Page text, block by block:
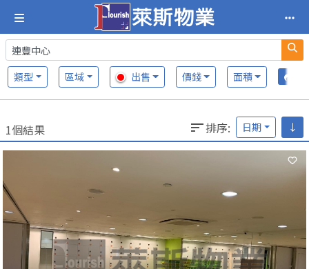
類型 區域 出售 價錢 面積
1個結果 排序: 日期 ↓